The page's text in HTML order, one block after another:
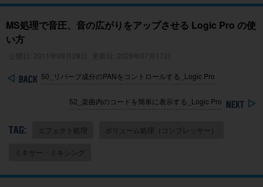
MS処理で音圧、音の広がりをアップさせる Logic Pro の使
い方
公開日: 2011年09月28日 更新日: 2026年07月17日
50_リバーブ成分のPANをコントロールする_Logic Pro
52_楽曲内のコードを簡単に表示する_Logic Pro
TAG: エフェクト処理 ボリューム処理（コンプレッサー）
ミキサー・ミキシング